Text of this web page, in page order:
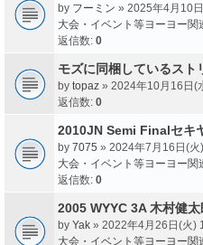
by フーミン » 2025年4月10
大会・イベント等ヨーヨー関
返信数: 0
モズに同梱しているスト
by topaz » 2024年10月16日(
返信数: 0
2010JN Semi Finalセキ
by 7075 » 2024年7月16日(火
大会・イベント等ヨーヨー関
返信数: 0
2005 WYYC 3A 木村健太
by Yak » 2022年4月26日(火)
大会・イベント等ヨーヨー関